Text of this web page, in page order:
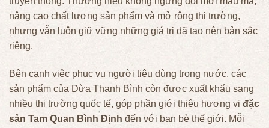
nâng cao chất lượng sản phẩm và mở rộng thị trường,
nhưng vẫn luôn giữ vững những giá trị đã tạo nên bản sắc
riêng.
Bên cạnh việc phục vụ người tiêu dùng trong nước, các
sản phẩm của Dừa Thanh Bình còn được xuất khẩu sang
nhiều thị trường quốc tế, góp phần giới thiệu hương vị đặc
sản Tam Quan Bình Định đến với bạn bè thế giới. Mỗi